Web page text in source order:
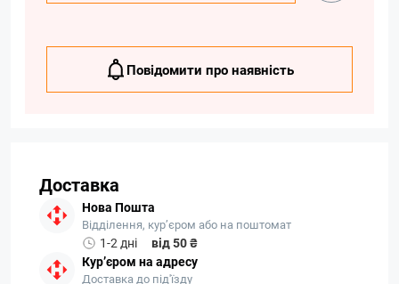
Повідомити про наявність
Доставка
Нова Пошта
Відділення, кур’єром або на поштомат
1-2 дні
від 50 ₴
Кур’єром на адресу
Доставка до під'їзду